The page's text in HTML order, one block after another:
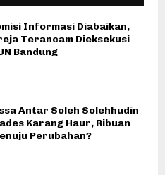
Informasi Diabaikan,
Terancam Dieksekusi
Bandung
Antar Soleh Solehhudin
Karang Haur, Ribuan
Perubahan?